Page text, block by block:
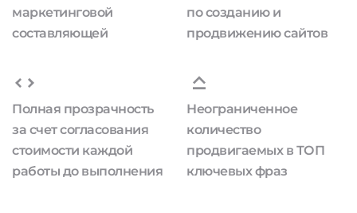
маркетинговой
составляющей
по созданию и
продвижению сайтов
Полная прозрачность
за счет согласования
стоимости каждой
работы до выполнения
Неограниченное
количество
продвигаемых в ТОП
ключевых фраз